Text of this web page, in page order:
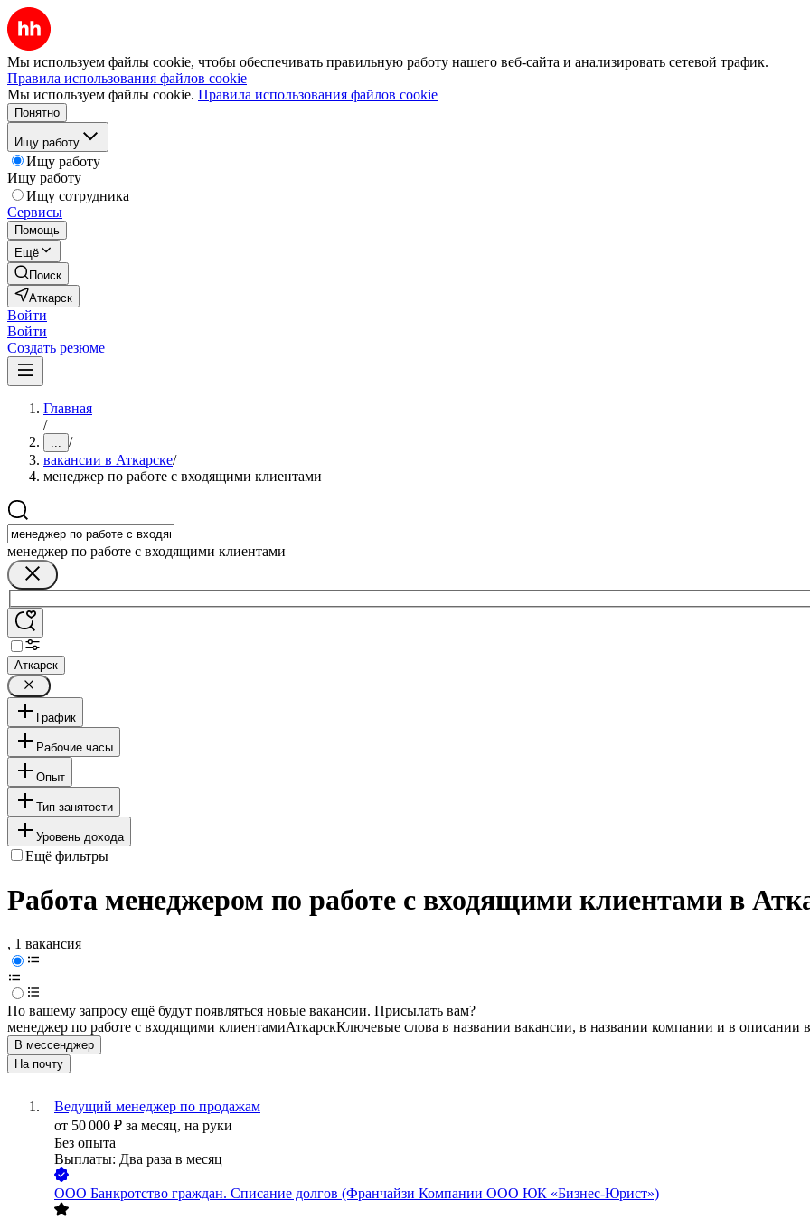
Мы используем файлы cookie, чтобы обеспечивать правильную работу нашего веб-сайта и анализировать сетевой трафик.
Правила использования файлов cookie
Мы используем файлы cookie. Правила использования файлов cookie
Понятно
Ищу работу
Ищу работу
Ищу работу
Ищу сотрудника
Сервисы
Помощь
Ещё
Поиск
Аткарск
Войти
Войти
Создать резюме
Главная
/
... /
вакансии в Аткарске/
менеджер по работе с входящими клиентами
менеджер по работе с входящими клиентами
Аткарск
График
Рабочие часы
Опыт
Тип занятости
Уровень дохода
Ещё фильтры
Работа менеджером по работе с входящими клиентами в
, 1 вакансия
По вашему запросу ещё будут появляться новые вакансии. Присылать вам?
менеджер по работе с входящими клиентамиАткарскКлючевые слова в названии вакансии, в названии компании и в описании
В мессенджер
На почту
Ведущий менеджер по продажам
от 50 000 ₽ за месяц, на руки
Без опыта
Выплаты: Два раза в месяц
ООО Банкротство граждан. Списание долгов (Франчайзи Компании ООО ЮК «Бизнес-Юрист»)